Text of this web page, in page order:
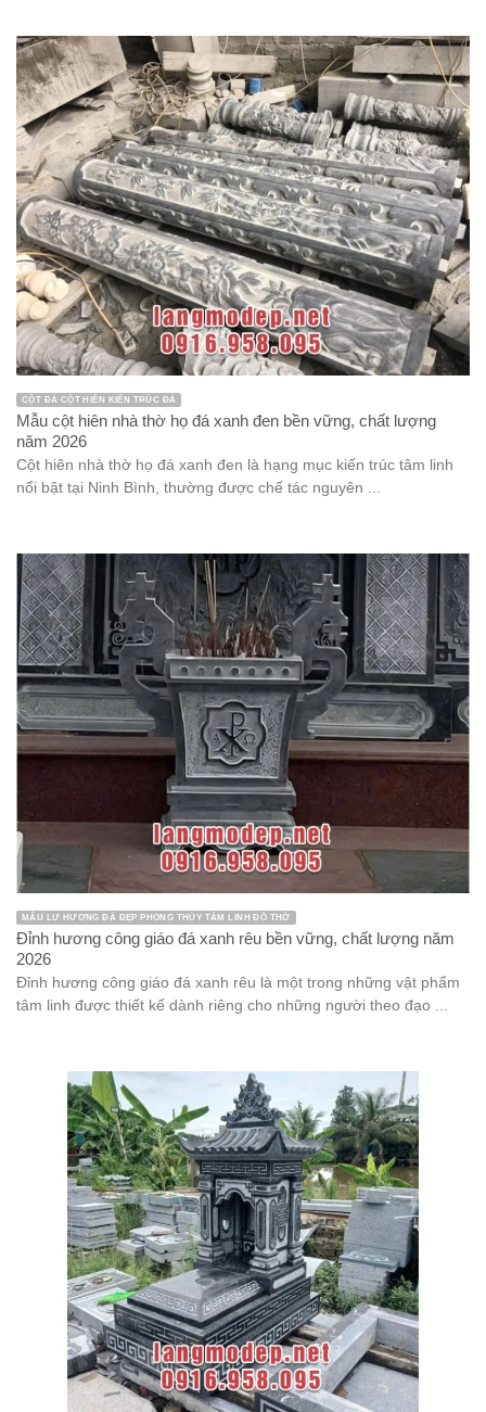
CỘT ĐÁ CỘT HIÊN KIẾN TRÚC ĐÁ
Mẫu cột hiên nhà thờ họ đá xanh đen bền vững, chất lượng
năm 2026
Cột hiên nhà thờ họ đá xanh đen là hạng mục kiến trúc tâm linh
nổi bật tại Ninh Bình, thường được chế tác nguyên ...
MẪU LƯ HƯƠNG ĐÁ ĐẸP PHONG THỦY TÂM LINH ĐỒ THỜ
Đỉnh hương công giáo đá xanh rêu bền vững, chất lượng năm
2026
Đỉnh hương công giáo đá xanh rêu là một trong những vật phẩm
tâm linh được thiết kế dành riêng cho những người theo đạo ...